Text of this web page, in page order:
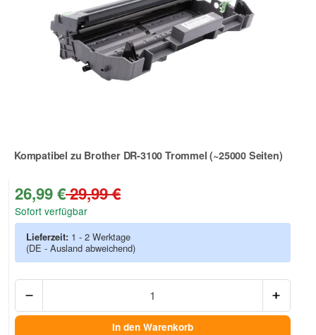
Kompatibel zu Brother DR-3100 Trommel (~25000 Seiten)
Zur Artikelbewertung
26,99 €29,99 €
Sofort verfügbar
Lieferzeit: 1 - 2 Werktage
(DE - Ausland abweichend)
In den Warenkorb